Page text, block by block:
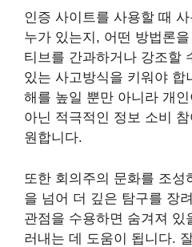
인증 사이트를 사용할 때
누가 있는지, 어떤 방법론
티브를 간과하거나 강조할
있는 사고방식을 키워야 합
해를 높일 뿐만 아니라 개
아닌 적극적인 정보 소비
원합니다.
또한 회의주의 문화를 조
을 넘어 더 깊은 탐구를 장
관점을 수용하면 숨겨져 있
러내는 데 도움이 됩니다.